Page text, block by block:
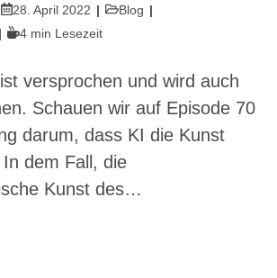
Beitrag
veröffentlicht:
28. April 2022
Beitrags-
Blog
Lesedauer:
4 min Lesezeit
versprochen und wird auch
Schauen wir auf Episode 70
darum, dass KI die Kunst
dem Fall, die
Kunst des…